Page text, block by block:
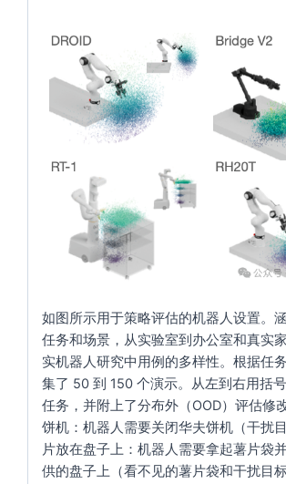
如图所示用于策略评估的机器人设置。
任务和场景，从实验室到办公室和真实
实机器人研究中用例的多样性。根据任
集了 50 到 150 个演示。从左到右用括
任务，并附上了分布外（OOD）评估修改
饼机：机器人需要关闭华夫饼机（干扰目
片放在盘子上 ：机器人需要拿起薯片袋
供的盘子上（看不见的薯片袋和干扰目标